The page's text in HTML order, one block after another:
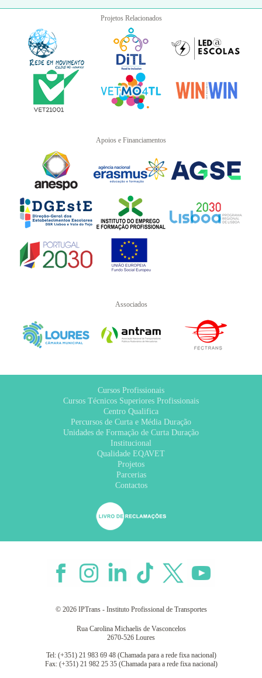
Projetos Relacionados
Apoios e Financiamentos
Associados
Cursos Profissionais
Cursos Técnicos Superiores Profissionais
Centro Qualifica
Percursos de Curta e Média Duração
Unidades de Formação de Curta Duração
Institucional
Qualidade EQAVET
Projetos
Parcerias
Contactos
© 2026 IPTrans - Instituto Profissional de Transportes
Rua Carolina Michaelis de Vasconcelos
2670-526 Loures
Tel: (+351) 21 983 69 48 (Chamada para a rede fixa nacional)
Fax: (+351) 21 982 25 35 (Chamada para a rede fixa nacional)